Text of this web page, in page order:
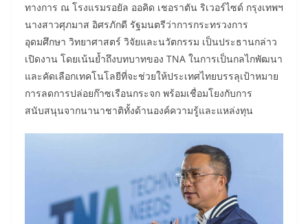
ทางการ ณ โรงแรมรอยัล ออคิด เชอราตัน ริเวอร์ไซด์ กรุงเทพฯ
นางสาวศุภมาส อิศรภักดี รัฐมนตรีว่าการกระทรวงการ
อุดมศึกษา วิทยาศาสตร์ วิจัยและนวัตกรรม เป็นประธานกล่าว
เปิดงาน โดยเน้นย้ำถึงบทบาทของ TNA ในการเป็นกลไกพัฒนา
และคัดเลือกเทคโนโลยีที่จะช่วยให้ประเทศไทยบรรลุเป้าหมาย
การลดการปล่อยก๊าซเรือนกระจก พร้อมเชื่อมโยงกับการ
สนับสนุนจากนานาชาติทั้งด้านองค์ความรู้และแหล่งทุน